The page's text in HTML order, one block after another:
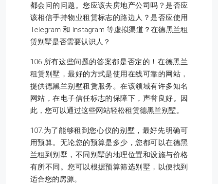
都会问的问题。您应该去房地产公司吗？是否应
该相信手持物业租赁标志的路边人？是否应使用
Telegram 和 Instagram 等虚拟渠道？在德黑兰租
赁别墅是否需要认识人？
106.所有这些问题的答案都是否定的！在德黑兰
租赁别墅，最好的方式是使用在线可靠的网站，
提供德黑兰别墅租赁服务。在该领域有许多知名
网站，在电子信任标志的保障下，声誉良好。因
此，您可以通过这些网站轻松租赁德黑兰别墅。
107.为了能够租到您心仪的别墅，最好先明确可
用预算。无论您的预算是多少，您都可以在德黑
兰租到别墅，不同别墅的地理位置和设施与价格
有所不同。您可以根据预算筛选别墅，以便找到
适合您的房源。